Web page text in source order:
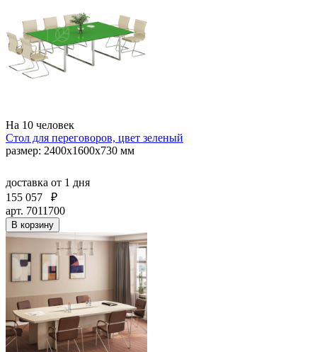
На 10 человек
Стол для переговоров, цвет зеленый
размер: 2400x1600х730 мм
доставка от 1 дня
155 057
₽
арт. 7011700
В корзину